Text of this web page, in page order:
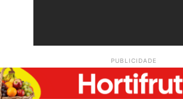
PUBLICIDADE